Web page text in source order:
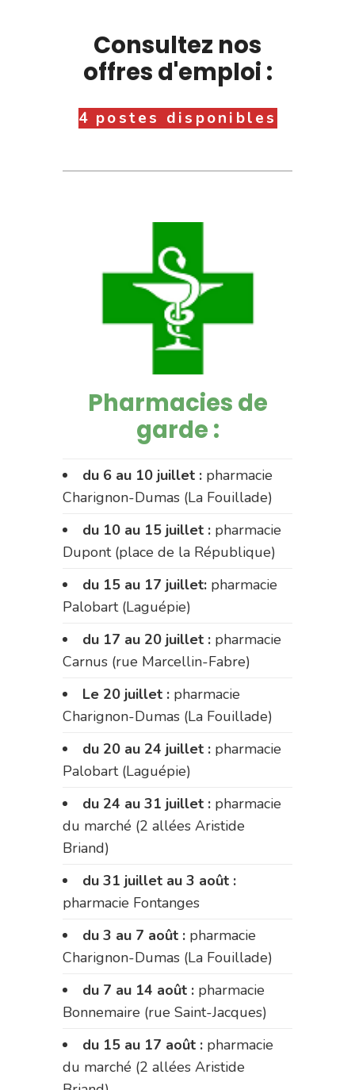
Consultez nos
offres d'emploi :
4 postes disponibles
Pharmacies de
garde :
du 6 au 10 juillet : pharmacie
Charignon-Dumas (La Fouillade)
du 10 au 15 juillet : pharmacie
Dupont (place de la République)
du 15 au 17 juillet: pharmacie
Palobart (Laguépie)
du 17 au 20 juillet : pharmacie
Carnus (rue Marcellin-Fabre)
Le 20 juillet : pharmacie
Charignon-Dumas (La Fouillade)
du 20 au 24 juillet : pharmacie
Palobart (Laguépie)
du 24 au 31 juillet : pharmacie
du marché (2 allées Aristide
Briand)
du 31 juillet au 3 août :
pharmacie Fontanges
du 3 au 7 août : pharmacie
Charignon-Dumas (La Fouillade)
du 7 au 14 août : pharmacie
Bonnemaire (rue Saint-Jacques)
du 15 au 17 août : pharmacie
du marché (2 allées Aristide